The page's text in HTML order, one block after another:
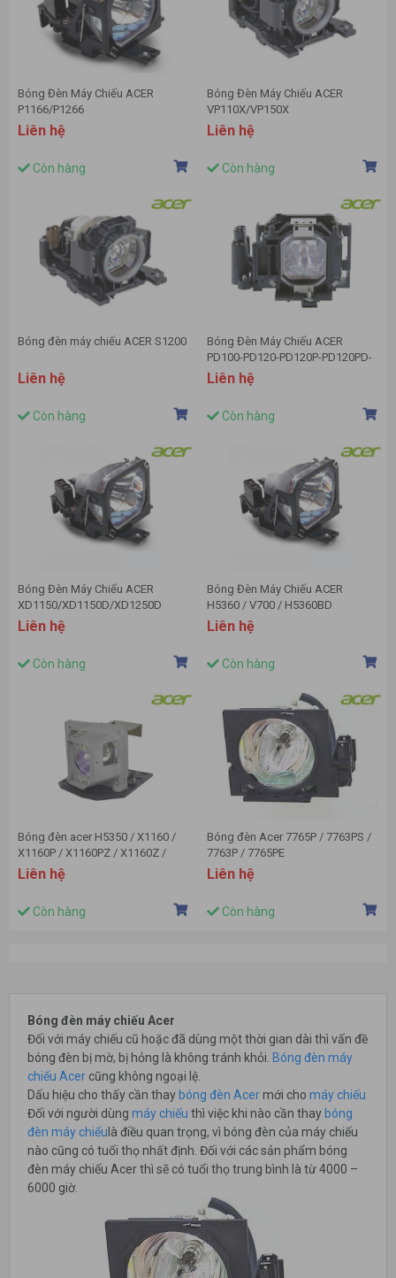
Bóng Đèn Máy Chiếu ACER
P1166/P1266
Liên hệ
Còn hàng
Bóng Đèn Máy Chiếu ACER
VP110X/VP150X
Liên hệ
Còn hàng
Bóng đèn máy chiếu ACER S1200
Liên hệ
Còn hàng
Bóng Đèn Máy Chiếu ACER
PD100-PD120-PD120P-PD120PD-
PD100PD-PD100P-XD1250P
Liên hệ
Còn hàng
Bóng Đèn Máy Chiếu ACER
XD1150/XD1150D/XD1250D
Liên hệ
Còn hàng
Bóng Đèn Máy Chiếu ACER
H5360 / V700 / H5360BD
Liên hệ
Còn hàng
Bóng đèn acer H5350 / X1160 /
X1160P / X1160PZ / X1160Z /
X1260 / XD1160 / XD1160Z /
Liên hệ
Còn hàng
Bóng đèn Acer 7765P / 7763PS /
7763P / 7765PE
Liên hệ
Còn hàng
Bóng đèn máy chiếu Acer
Đối với máy chiếu cũ hoặc đã dùng một thời gian dài thì vấn đề
bóng đèn bị mờ, bị hỏng là không tránh khỏi. Bóng đèn máy
chiếu Acer cũng không ngoại lệ.
Dấu hiệu cho thấy cần thay bóng đèn Acermới cho máy chiếu
Đối với người dùng máy chiếu thì việc khi nào cần thay bóng
đèn máy chiếu là điều quan trọng, vì bóng đèn của máy chiếu
nào cũng có tuổi thọ nhất định. Đối với các sản phẩm bóng
đèn máy chiếu Acer thì sẽ có tuổi thọ trung bình là từ 4000 –
6000 giờ.